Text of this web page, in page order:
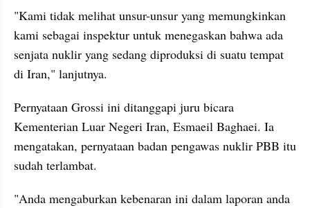
"Kami tidak melihat unsur-unsur yang memungkinkan
kami sebagai inspektur untuk menegaskan bahwa ada
senjata nuklir yang sedang diproduksi di suatu tempat
di Iran," lanjutnya.
Pernyataan Grossi ini ditanggapi juru bicara
Kementerian Luar Negeri Iran, Esmaeil Baghaei. Ia
mengatakan, pernyataan badan pengawas nuklir PBB itu
sudah terlambat.
"Anda mengaburkan kebenaran ini dalam laporan anda